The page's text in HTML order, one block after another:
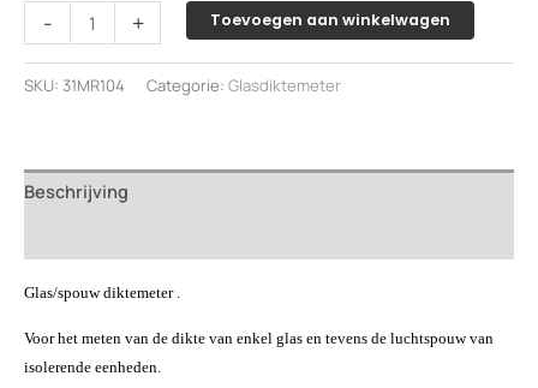
-
Optische
glasdiktemeter
en
spouwdiktemeter
+ Toevoegen aan winkelwagen
SKU: 31MR104 Categorie: Glasdiktemeter
Beschrijving
Glas/spouw diktemeter .
Voor het meten van de dikte van enkel glas en tevens de luchtspouw van
isolerende eenheden.